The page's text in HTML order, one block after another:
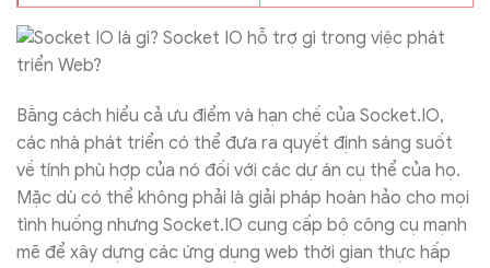
Bằng cách hiểu cả ưu điểm và hạn chế của Socket.IO,
các nhà phát triển có thể đưa ra quyết định sáng suốt
về tính phù hợp của nó đối với các dự án cụ thể của họ.
Mặc dù có thể không phải là giải pháp hoàn hảo cho mọi
tình huống nhưng Socket.IO cung cấp bộ công cụ mạnh
mẽ để xây dựng các ứng dụng web thời gian thực hấp